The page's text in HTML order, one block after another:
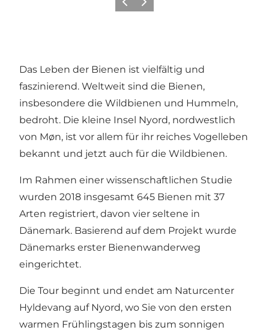
ZurückWeiter
Das Leben der Bienen ist vielfältig und
faszinierend. Weltweit sind die Bienen,
insbesondere die Wildbienen und Hummeln,
bedroht. Die kleine Insel Nyord, nordwestlich
von Møn, ist vor allem für ihr reiches Vogelleben
bekannt und jetzt auch für die Wildbienen.
Im Rahmen einer wissenschaftlichen Studie
wurden 2018 insgesamt 645 Bienen mit 37
Arten registriert, davon vier seltene in
Dänemark. Basierend auf dem Projekt wurde
Dänemarks erster Bienenwanderweg
eingerichtet.
Die Tour beginnt und endet am Naturcenter
Hyldevang auf Nyord, wo Sie von den ersten
warmen Frühlingstagen bis zum sonnigen